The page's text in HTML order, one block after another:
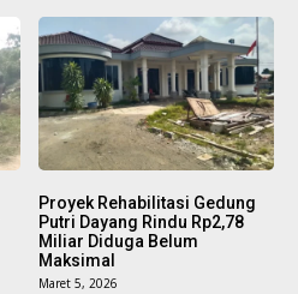
Proyek Rehabilitasi Gedung
Putri Dayang Rindu Rp2,78
Miliar Diduga Belum
Maksimal
Maret 5, 2026